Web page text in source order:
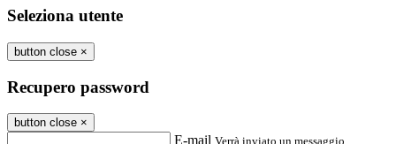
Seleziona utente
button close ×
Recupero password
button close ×
E-mail Verrà inviato un messaggio